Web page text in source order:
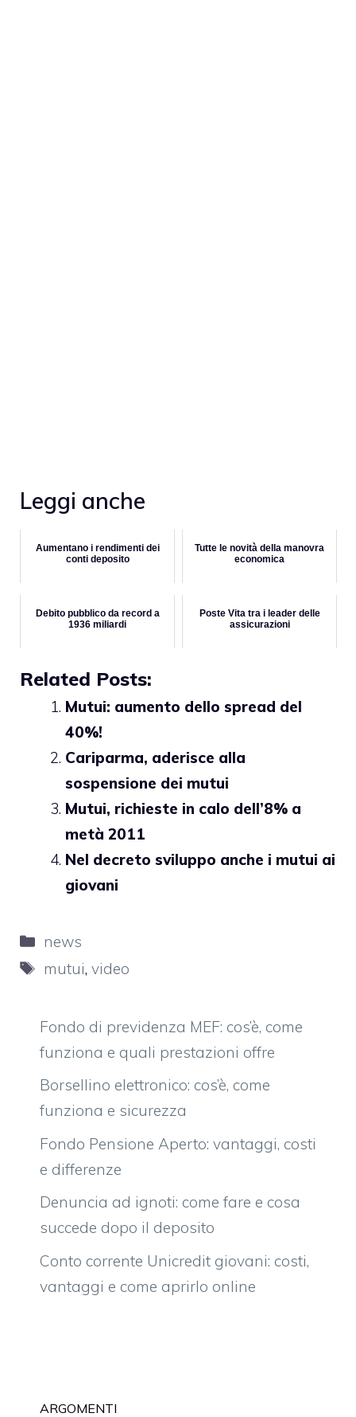
Leggi anche
Aumentano i rendimenti dei
conti deposito
Tutte le novità della manovra
economica
Debito pubblico da record a
1936 miliardi
Poste Vita tra i leader delle
assicurazioni
Related Posts:
Mutui: aumento dello spread del
40%!
Cariparma, aderisce alla
sospensione dei mutui
Mutui, richieste in calo dell’8% a
metà 2011
Nel decreto sviluppo anche i mutui ai
giovani
Categorie
news
Tag
mutui,video
Fondo di previdenza MEF: cos’è, come
funziona e quali prestazioni offre
Borsellino elettronico: cos’è, come
funziona e sicurezza
Fondo Pensione Aperto: vantaggi, costi
e differenze
Denuncia ad ignoti: come fare e cosa
succede dopo il deposito
Conto corrente Unicredit giovani: costi,
vantaggi e come aprirlo online
ARGOMENTI